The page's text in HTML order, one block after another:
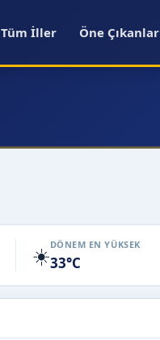
Tüm İller Öne Çıkanlar
☀️DÖNEM EN YÜKSEK
33°C